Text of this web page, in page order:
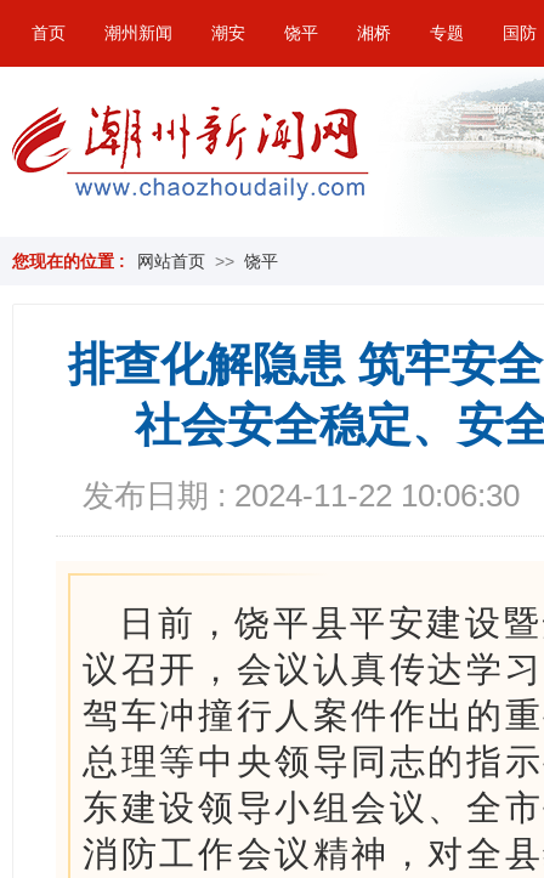
首页 潮州新闻 潮安 饶平 湘桥 专题 国防
您现在的位置 : 网站首页 >> 饶平
排查化解隐患 筑牢安
社会安全稳定、安
发布日期 : 2024-11-22 10:06:30
日前，饶平县平安建设
议召开，会议认真传达学
驾车冲撞行人案件作出的
总理等中央领导同志的指
东建设领导小组会议、全
消防工作会议精神，对全